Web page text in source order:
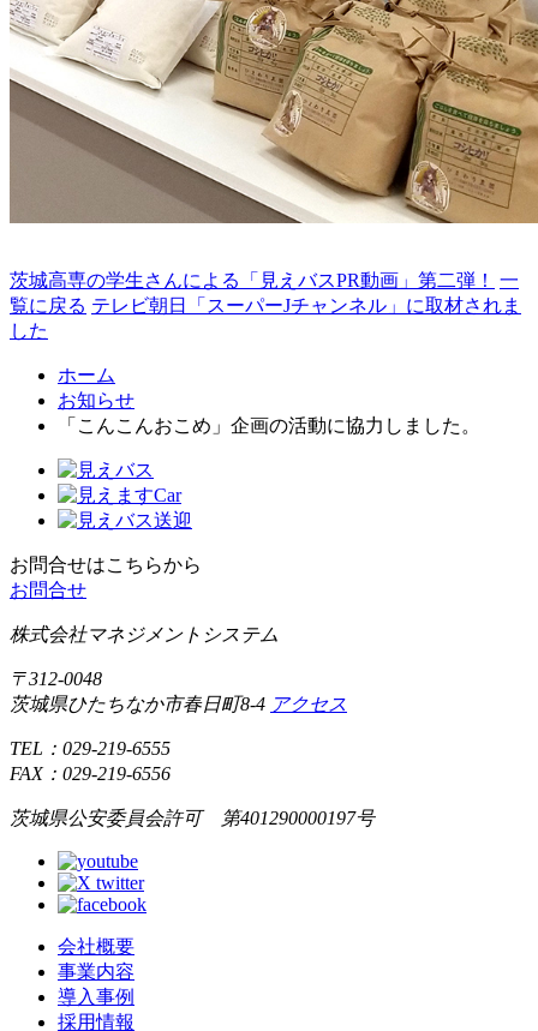
茨城高専の学生さんによる「見えバスPR動画」第二弾！
一
覧に戻る テレビ朝日「スーパーJチャンネル」に取材されま
した
ホーム
お知らせ
「こんこんおこめ」企画の活動に協力しました。
お問合せはこちらから
お問合せ
株式会社マネジメントシステム
〒312-0048
茨城県ひたちなか市春日町8-4 アクセス
TEL： 029-219-6555
FAX： 029-219-6556
茨城県公安委員会許可 第401290000197号
会社概要
事業内容
導入事例
採用情報